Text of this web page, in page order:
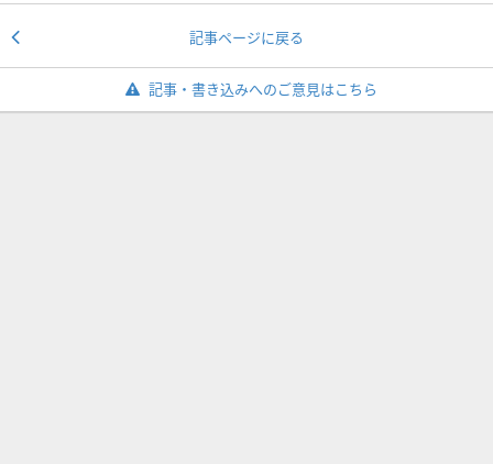
記事ページに戻る
記事・書き込みへのご意見はこちら